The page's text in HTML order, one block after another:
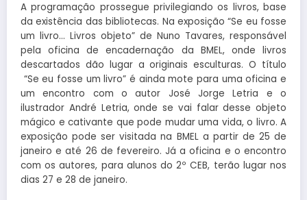
A programação prossegue privilegiando os livros, base
da existência das bibliotecas. Na exposição “Se eu fosse
um livro… Livros objeto” de Nuno Tavares, responsável
pela oficina de encadernação da BMEL, onde livros
descartados dão lugar a originais esculturas. O título
“Se eu fosse um livro” é ainda mote para uma oficina e
um encontro com o autor José Jorge Letria e o
ilustrador André Letria, onde se vai falar desse objeto
mágico e cativante que pode mudar uma vida, o livro. A
exposição pode ser visitada na BMEL a partir de 25 de
janeiro e até 26 de fevereiro. Já a oficina e o encontro
com os autores, para alunos do 2º CEB, terão lugar nos
dias 27 e 28 de janeiro.